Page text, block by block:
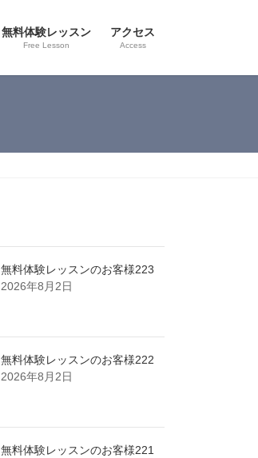
無料体験レッスン
Free Lesson
アクセス
Access
無料体験レッスンのお客様223
2026年8月2日
無料体験レッスンのお客様222
2026年8月2日
無料体験レッスンのお客様221